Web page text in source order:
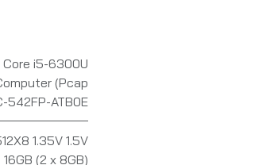
i5-6300U
(Pcap
542FP-ATB0E
1.35V 1.5V
16GB (2 x 8GB)